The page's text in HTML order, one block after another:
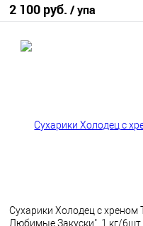
2 100 руб. / упа
Сухарики Холодец с
Любимые Закуски", 1 кг/6шт